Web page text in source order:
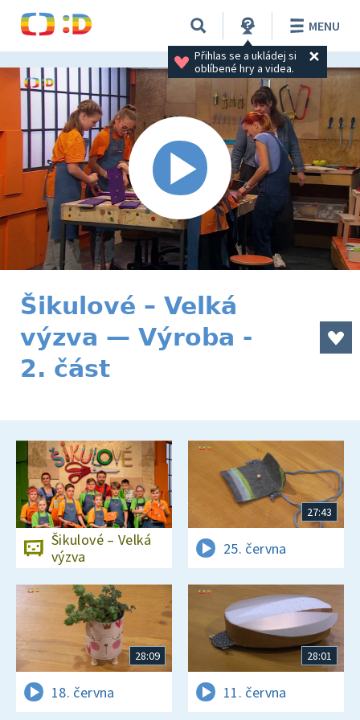
Přihlas se a ukládej si
oblíbené hry a videa.
MENU
Šikulové – Velká
výzva — Výroba -
2. část
Šikulové – Velká
výzva
27:43
25. června
28:09
18. června
28:01
11. června